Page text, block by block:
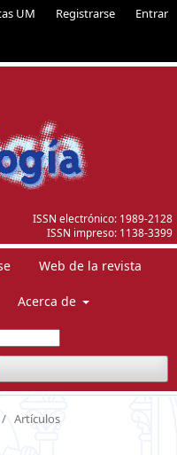
UM Registrarse Entrar
ISSN electrónico: 1989-2128
ISSN impreso: 1138-3399
Web de la revista
Acerca de
/ Artículos